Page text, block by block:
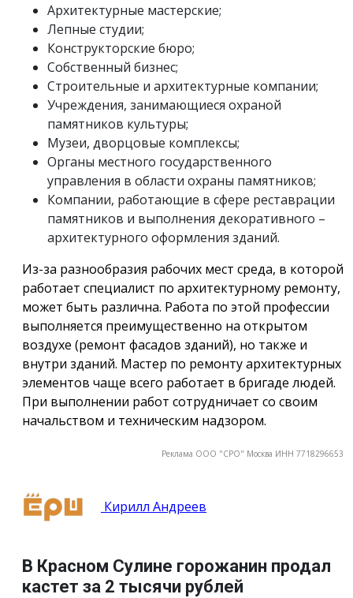
Архитектурные мастерские;
Лепные студии;
Конструкторские бюро;
Собственный бизнес;
Строительные и архитектурные компании;
Учреждения, занимающиеся охраной
памятников культуры;
Музеи, дворцовые комплексы;
Органы местного государственного
управления в области охраны памятников;
Компании, работающие в сфере реставрации
памятников и выполнения декоративного –
архитектурного оформления зданий.
Из-за разнообразия рабочих мест среда, в которой
работает специалист по архитектурному ремонту,
может быть различна. Работа по этой профессии
выполняется преимущественно на открытом
воздухе (ремонт фасадов зданий), но также и
внутри зданий. Мастер по ремонту архитектурных
элементов чаще всего работает в бригаде людей.
При выполнении работ сотрудничает со своим
начальством и техническим надзором.
Реклама ООО "СРО" Москва ИНН 7718296653
Кирилл Андреев
В Красном Сулине горожанин продал
кастет за 2 тысячи рублей